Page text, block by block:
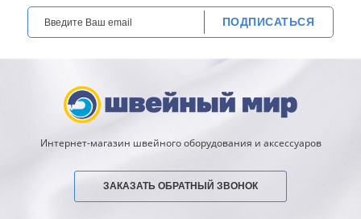
ПОДПИСАТЬСЯ
Интернет-магазин швейного оборудования и аксессуаров
ЗАКАЗАТЬ ОБРАТНЫЙ ЗВОНОК